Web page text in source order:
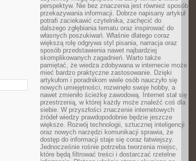
perspektyw. Nie bez znaczenia jest również sposób
przekazywania informacji. Dobrze napisany artykuł
potrafi zaciekawić czytelnika, zachęcić do
dalszego zgłębiania tematu oraz inspirować do
własnych poszukiwań. Właśnie dlatego coraz
większą rolę odgrywa styl pisania, narracja oraz
sposób przedstawienia nawet najbardziej
skomplikowanych zagadnień. Warto także
pamiętać, że wiedza zdobywana w internecie może
mieć bardzo praktyczne zastosowanie. Dzięki
artykułom i poradnikom wiele osób nauczyło się
nowych umiejętności, rozwinęło swoje hobby, a
nawet zmieniło ścieżkę zawodową. Internet stał się
przestrzenią, w której każdy może znaleźć coś dla
siebie. W przyszłości znaczenie internetowych
źródeł wiedzy prawdopodobnie będzie jeszcze
większe. Rozwój technologii, sztucznej inteligencji
oraz nowych narzędzi komunikacji sprawia, że
dostęp do informacji staje się coraz łatwiejszy.
Jednocześnie rośnie potrzeba tworzenia miejsc,
które będą filtrować treści i dostarczać rzetelne